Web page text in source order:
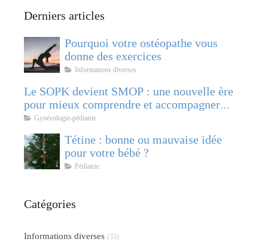
Derniers articles
Pourquoi votre ostéopathe vous
donne des exercices
Informations diverses
Le SOPK devient SMOP : une nouvelle ère
pour mieux comprendre et accompagner
cette pathologie féminine
Gynécologie-pédiatrie
Tétine : bonne ou mauvaise idée
pour votre bébé ?
Pédiatrie
Catégories
Informations diverses (33)